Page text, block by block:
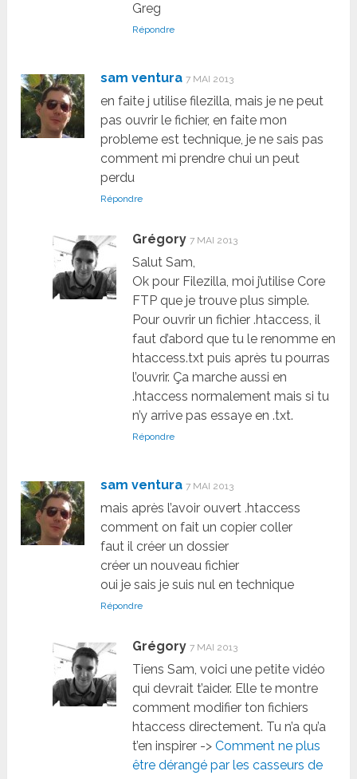
Greg
Répondre
sam ventura 7 MAI 2013
en faite j utilise filezilla, mais je ne peut
pas ouvrir le fichier, en faite mon
probleme est technique, je ne sais pas
comment mi prendre chui un peut
perdu
Répondre
Grégory 7 MAI 2013
Salut Sam,
Ok pour Filezilla, moi j’utilise Core
FTP que je trouve plus simple.
Pour ouvrir un fichier .htaccess, il
faut d’abord que tu le renomme en
htaccess.txt puis après tu pourras
l’ouvrir. Ça marche aussi en
.htaccess normalement mais si tu
n’y arrive pas essaye en .txt.
Répondre
sam ventura 7 MAI 2013
mais après l’avoir ouvert .htaccess
comment on fait un copier coller
faut il créer un dossier
créer un nouveau fichier
oui je sais je suis nul en technique
Répondre
Grégory 7 MAI 2013
Tiens Sam, voici une petite vidéo
qui devrait t’aider. Elle te montre
comment modifier ton fichiers
htaccess directement. Tu n’a qu’a
t’en inspirer -> Comment ne plus
être dérangé par les casseurs de